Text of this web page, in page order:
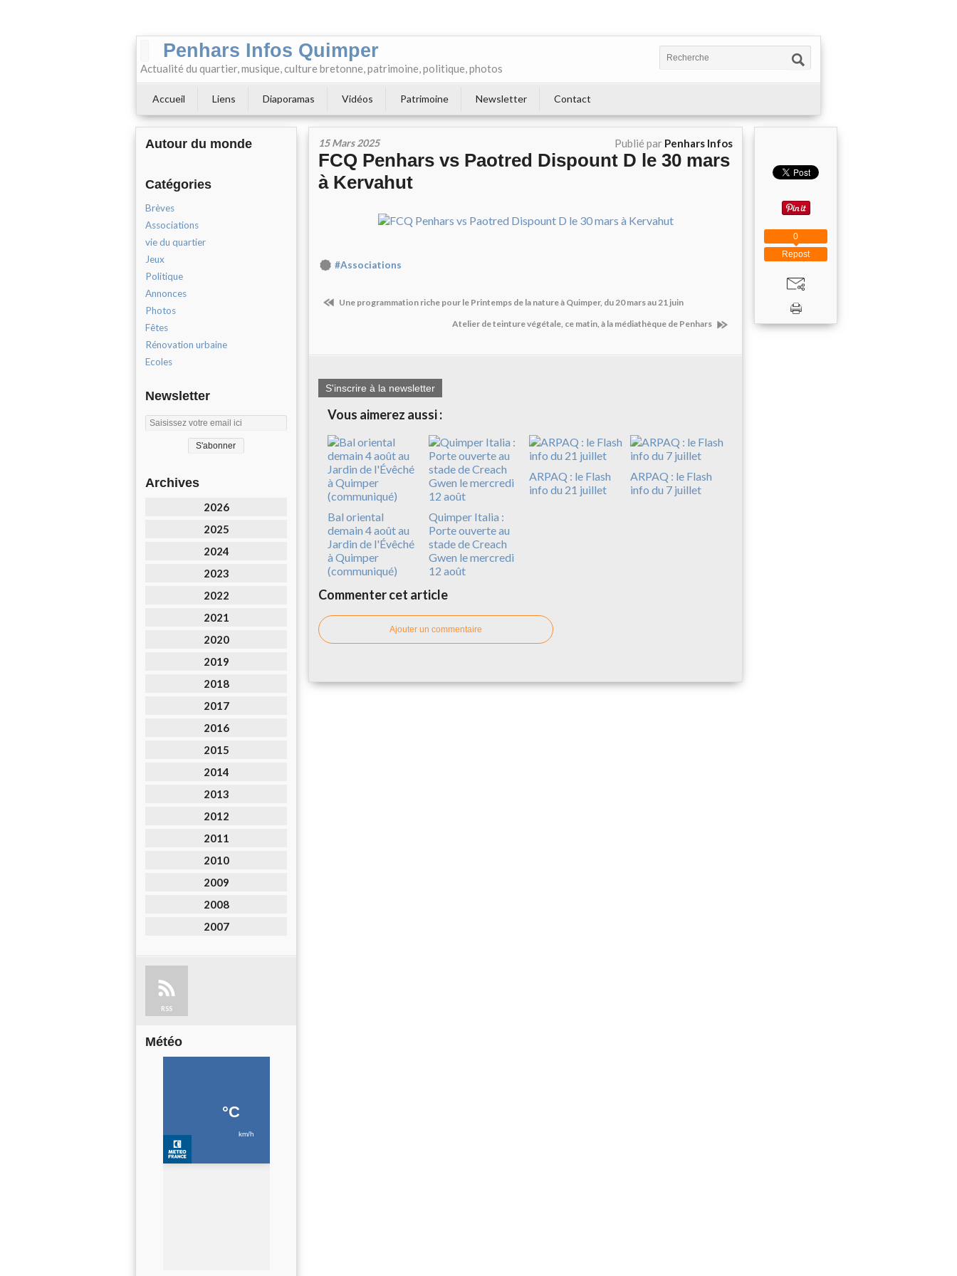
Penhars Infos Quimper
Actualité du quartier, musique, culture bretonne, patrimoine, politique, photos
Accueil Liens Diaporamas Vidéos Patrimoine Newsletter Contact
Autour du monde
Catégories
Brèves
Associations
vie du quartier
Jeux
Politique
Annonces
Photos
Fêtes
Rénovation urbaine
Ecoles
Newsletter
Archives
2026
2025
2024
2023
2022
2021
2020
2019
2018
2017
2016
2015
2014
2013
2012
2011
2010
2009
2008
2007
RSS
Météo
15 Mars 2025 Publié par Penhars Infos
FCQ Penhars vs Paotred Dispount D le 30 mars
à Kervahut
#Associations
Une programmation riche pour le Printemps de la nature à Quimper, du 20 mars au 21 juin
Atelier de teinture végétale, ce matin, à la médiathèque de Penhars
S'inscrire à la newsletter
Vous aimerez aussi :
Bal oriental
demain 4 août au
Jardin de l'Évêché
à Quimper
(communiqué)
Quimper Italia :
Porte ouverte au
stade de Creach
Gwen le mercredi
12 août
ARPAQ : le Flash
info du 21 juillet
ARPAQ : le Flash
info du 7 juillet
Commenter cet article
Ajouter un commentaire
Repost
0